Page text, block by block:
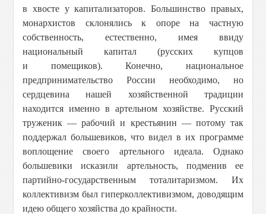
в хвосте у капитализаторов. Большинство правых,
монархистов склонялись к опоре на частную
собственность, естественно, имея ввиду
национальный капитал (русских купцов
и помещиков). Конечно, национальное
предпринимательство России необходимо, но
сердцевина нашей хозяйственной традиции
находится именно в артельном хозяйстве. Русский
труженик — рабочий и крестьянин — потому так
поддержал большевиков, что видел в их программе
воплощение своего артельного идеала. Однако
большевики исказили артельность, подменив ее
партийно-государственным тоталитаризмом. Их
коллективизм был гиперколлективизмом, доводящим
идею общего хозяйства до крайности.